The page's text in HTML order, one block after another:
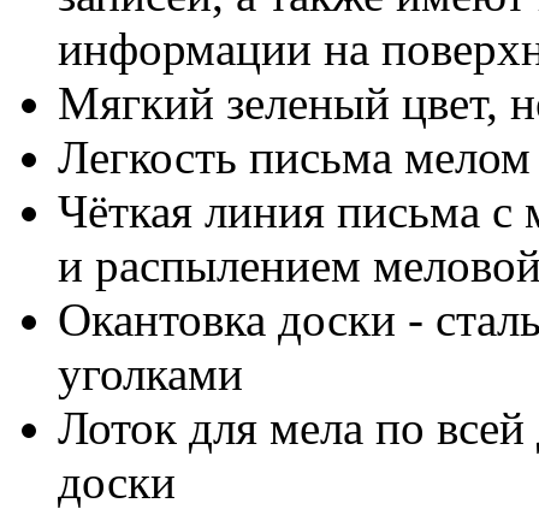
информации на
Мягкий зеленый цвет,
Легкость письма
Чёткая линия письма
и распылением
Окантовка доски -
уголками
Лоток для мела по
доски